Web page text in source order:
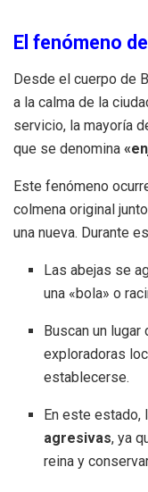
El fenómeno
Desde el cuerpo de
a la calma de la
servicio, la mayoría
que se denomina
Este fenómeno
colmena original
una nueva. Durante
Las abejas se
una «bola» o
Buscan un
exploradoras
establecerse.
En este estado,
agresivas, ya
reina y